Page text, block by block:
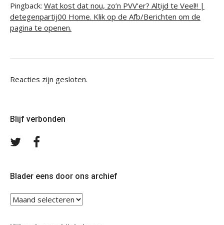
Pingback: Wat kost dat nou, zo’n PVV’er? Altijd te Veel!! |
detegenpartij00 Home. Klik op de Afb/Berichten om de
pagina te openen.
Reacties zijn gesloten.
Blijf verbonden
Volg
Blader eens door ons archief
Blader